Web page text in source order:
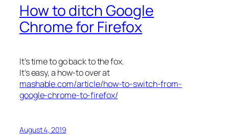
How to ditch Google
Chrome for Firefox
It’s time to go back to the fox.
It’s easy, a how-to over at
mashable.com/article/how-to-switch-from-
google-chrome-to-firefox/
August 4, 2019